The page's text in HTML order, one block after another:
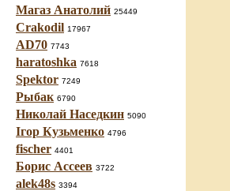
Магаз Анатолий 25449
Crakodil 17967
AD70 7743
haratoshka 7618
Spektor 7249
Рыбак 6790
Николай Наседкин 5090
Ігор Кузьменко 4796
fischer 4401
Борис Ассеев 3722
alek48s 3394